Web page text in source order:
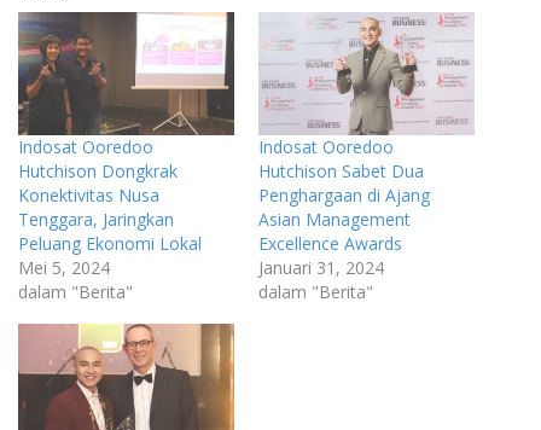
Indosat Ooredoo
Hutchison Dongkrak
Konektivitas Nusa
Tenggara, Jaringkan
Peluang Ekonomi Lokal
Mei 5, 2024
dalam "Berita"
Indosat Ooredoo
Hutchison Sabet Dua
Penghargaan di Ajang
Asian Management
Excellence Awards
Januari 31, 2024
dalam "Berita"